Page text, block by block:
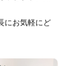
にお気軽にど